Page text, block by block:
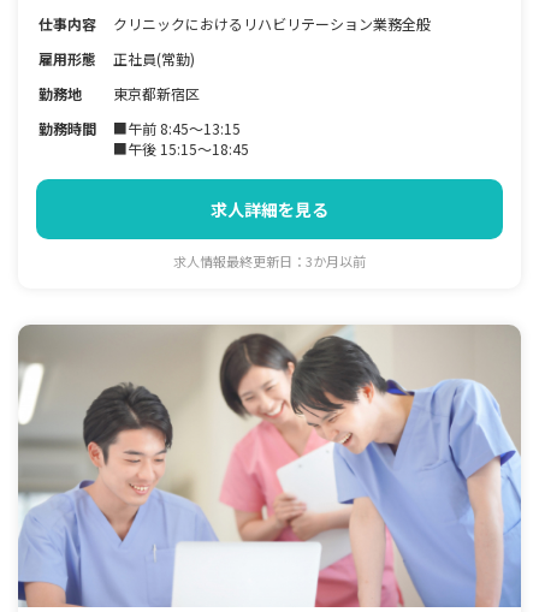
仕事内容
クリニックにおけるリハビリテーション業務全般
雇用形態
正社員(常勤)
勤務地
東京都新宿区
勤務時間
■午前 8:45～13:15
■午後 15:15～18:45
求人詳細を見る
求人情報最終更新日：3か月以前